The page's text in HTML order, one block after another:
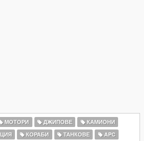
МОТОРИ ДЖИПОВЕ
КАМИОНИ
КОРАБИ ТАНКОВЕ
APC